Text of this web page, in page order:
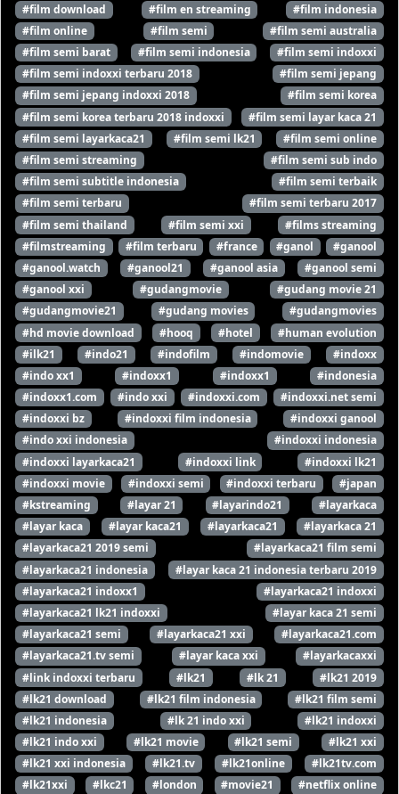
#film download
#film en streaming
#film indonesia
#film online
#film semi
#film semi australia
#film semi barat
#film semi indonesia
#film semi indoxxi
#film semi indoxxi terbaru 2018
#film semi jepang
#film semi jepang indoxxi 2018
#film semi korea
#film semi korea terbaru 2018 indoxxi
#film semi layar kaca 21
#film semi layarkaca21
#film semi lk21
#film semi online
#film semi streaming
#film semi sub indo
#film semi subtitle indonesia
#film semi terbaik
#film semi terbaru
#film semi terbaru 2017
#film semi thailand
#film semi xxi
#films streaming
#filmstreaming
#film terbaru #france #ganol
#ganool
#ganool.watch
#ganool21 #ganool asia
#ganool semi
#ganool xxi
#gudangmovie
#gudang movie 21
#gudangmovie21
#gudang movies
#gudangmovies
#hd movie download
#hooq #hotel
#human evolution
#ilk21
#indo21 #indofilm #indomovie
#indoxx
#indo xx1
#indoxx1 #indoxx1
#indonesia
#indoxx1.com
#indo xxi #indoxxi.com
#indoxxi.net semi
#indoxxi bz
#indoxxi film indonesia
#indoxxi ganool
#indo xxi indonesia
#indoxxi indonesia
#indoxxi layarkaca21
#indoxxi link
#indoxxi lk21
#indoxxi movie
#indoxxi semi #indoxxi terbaru
#japan
#kstreaming
#layar 21 #layarindo21
#layarkaca
#layar kaca
#layar kaca21 #layarkaca21
#layarkaca 21
#layarkaca21 2019 semi
#layarkaca21 film semi
#layarkaca21 indonesia
#layar kaca 21 indonesia terbaru 2019
#layarkaca21 indoxx1
#layarkaca21 indoxxi
#layarkaca21 lk21 indoxxi
#layar kaca 21 semi
#layarkaca21 semi
#layarkaca21 xxi
#layarkaca21.com
#layarkaca21.tv semi
#layar kaca xxi
#layarkacaxxi
#link indoxxi terbaru
#lk21 #lk 21
#lk21 2019
#lk21 download
#lk21 film indonesia
#lk21 film semi
#lk21 indonesia
#lk 21 indo xxi
#lk21 indoxxi
#lk21 indo xxi
#lk21 movie #lk21 semi
#lk21 xxi
#lk21 xxi indonesia
#lk21.tv #lk21online
#lk21tv.com
#lk21xxi
#lkc21 #london #movie21
#netflix online